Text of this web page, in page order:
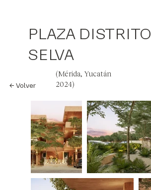
← Volver
(Mérida, Yucatán
2024)
PLAZA DISTRITO
SELVA